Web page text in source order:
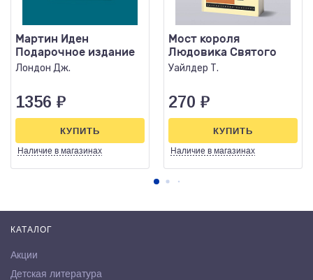
Мартин Иден
Подарочное издание
Лондон Дж.
1356 ₽
Наличие в магазинах
КУПИТЬ
Мост короля
Людовика Святого
Уайлдер Т.
270 ₽
Наличие в магазинах
КУПИТЬ
КАТАЛОГ
Акции
Детская литература